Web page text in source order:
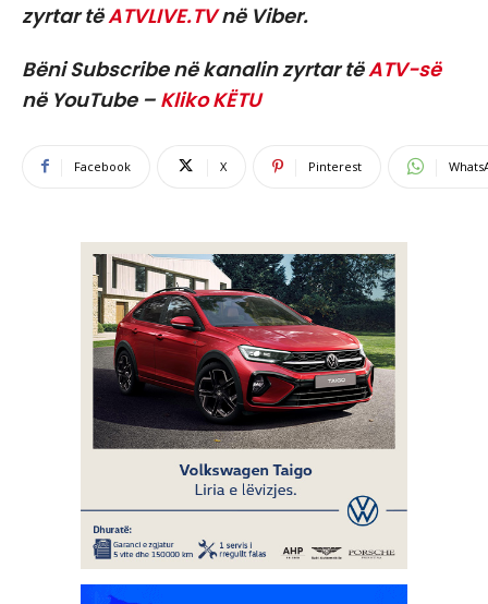
zyrtar tëATVLIVE.TVnë Viber.
Bëni Subscribe në kanalin zyrtar tëATV-së
në YouTube – Kliko KËTU
Facebook X Pinterest